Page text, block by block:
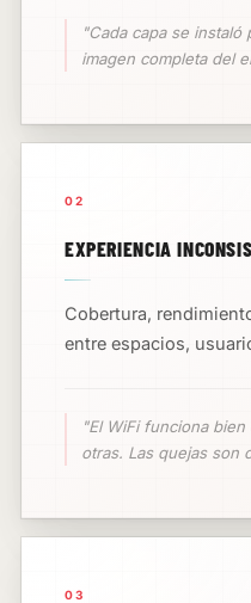
"Cada capa se
imagen completa del
02
EXPERIENCIA
Cobertura,
entre espacios,
"El WiFi funciona
otras. Las quejas son
03